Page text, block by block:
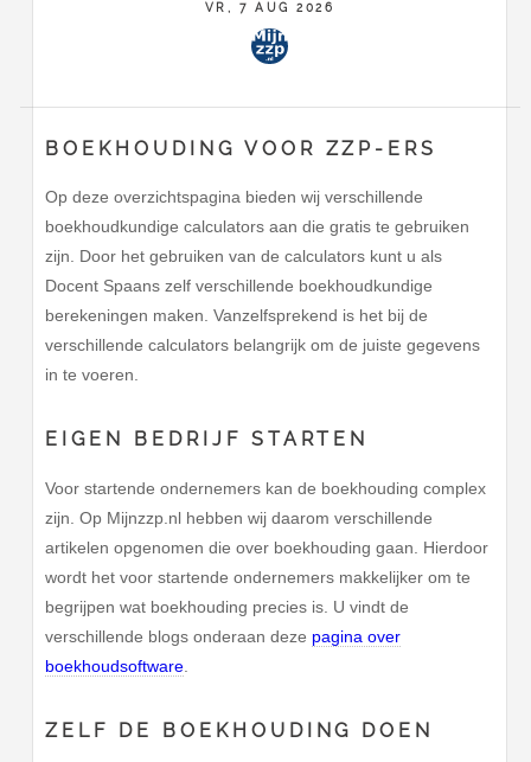
VR, 7 AUG 2026
BOEKHOUDING VOOR ZZP-ERS
Op deze overzichtspagina bieden wij verschillende
boekhoudkundige calculators aan die gratis te gebruiken
zijn. Door het gebruiken van de calculators kunt u als
Docent Spaans zelf verschillende boekhoudkundige
berekeningen maken. Vanzelfsprekend is het bij de
verschillende calculators belangrijk om de juiste gegevens
in te voeren.
EIGEN BEDRIJF STARTEN
Voor startende ondernemers kan de boekhouding complex
zijn. Op Mijnzzp.nl hebben wij daarom verschillende
artikelen opgenomen die over boekhouding gaan. Hierdoor
wordt het voor startende ondernemers makkelijker om te
begrijpen wat boekhouding precies is. U vindt de
verschillende blogs onderaan deze pagina over
boekhoudsoftware
ZELF DE BOEKHOUDING DOEN